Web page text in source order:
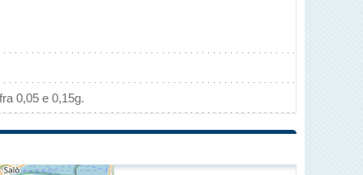
0,05 e 0,15g.